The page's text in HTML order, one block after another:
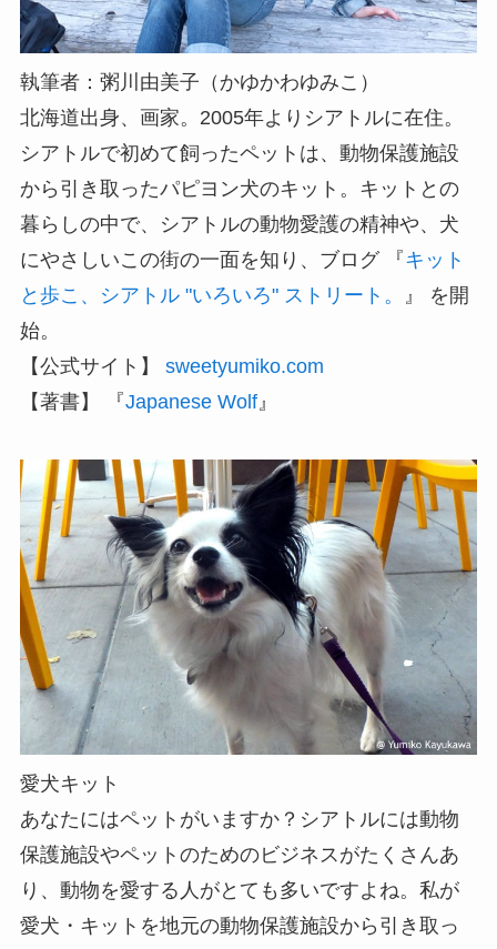
執筆者：粥川由美子（かゆかわゆみこ）
北海道出身、画家。2005年よりシアトルに在住。
シアトルで初めて飼ったペットは、動物保護施設
から引き取ったパピヨン犬のキット。キットとの
暮らしの中で、シアトルの動物愛護の精神や、犬
にやさしいこの街の一面を知り、ブログ 『キット
と歩こ、シアトル "いろいろ" ストリート。
』 を開
始。
【公式サイト】 sweetyumiko.com
【著書】 『Japanese Wolf』
愛犬キット
あなたにはペットがいますか？シアトルには動物
保護施設やペットのためのビジネスがたくさんあ
り、動物を愛する人がとても多いですよね。私が
愛犬・キットを地元の動物保護施設から引き取っ